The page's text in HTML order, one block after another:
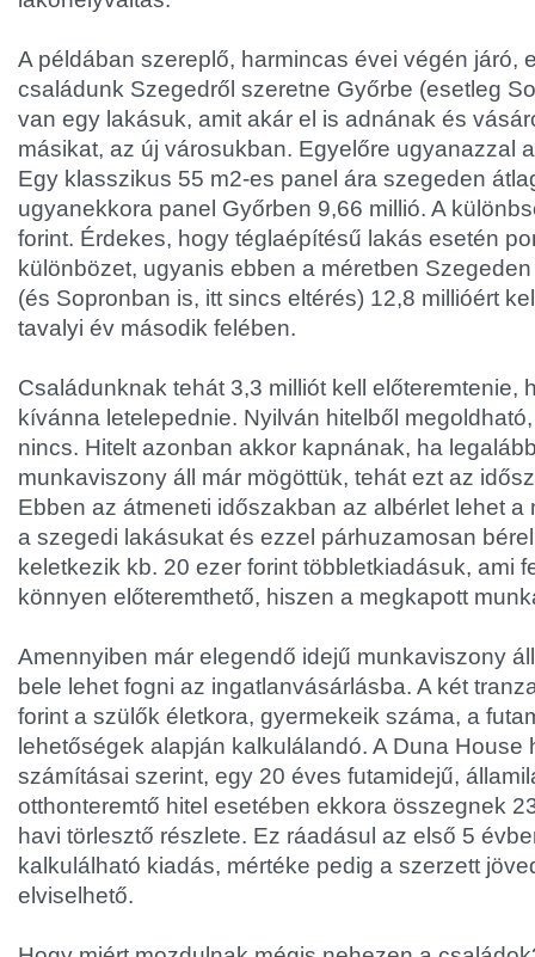
A példában szereplő, harmincas évei végén járó,
családunk Szegedről szeretne Győrbe (esetleg
van egy lakásuk, amit akár el is adnának és
másikat, az új városukban. Egyelőre ugyanazzal
Egy klasszikus 55 m2-es panel ára szegeden
ugyanekkora panel Győrben 9,66 millió. A
forint. Érdekes, hogy téglaépítésű lakás esetén
különbözet, ugyanis ebben a méretben
(és Sopronban is, itt sincs eltérés) 12,8 millióért
tavalyi év második felében.
Családunknak tehát 3,3 milliót kell előteremtenie,
kívánna letelepednie. Nyilván hitelből
nincs. Hitelt azonban akkor kapnának, ha
munkaviszony áll már mögöttük, tehát ezt az
Ebben az átmeneti időszakban az albérlet lehet a
a szegedi lakásukat és ezzel párhuzamosan
keletkezik kb. 20 ezer forint többletkiadásuk, ami
könnyen előteremthető, hiszen a megkapott
Amennyiben már elegendő idejű munkaviszony
bele lehet fogni az ingatlanvásárlásba. A két
forint a szülők életkora, gyermekeik száma, a
lehetőségek alapján kalkulálandó. A Duna House
számításai szerint, egy 20 éves futamidejű,
otthonteremtő hitel esetében ekkora összegnek
havi törlesztő részlete. Ez ráadásul az első 5
kalkulálható kiadás, mértéke pedig a szerzett
elviselhető.